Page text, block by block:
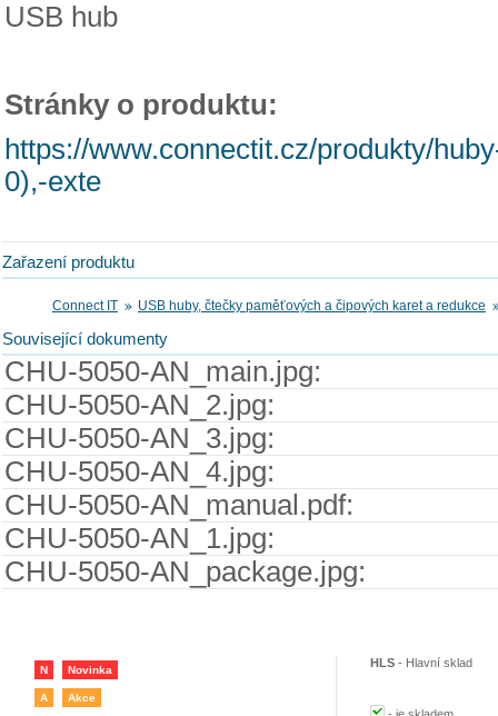
USB hub
Stránky o produktu:
https://www.connectit.cz/produkty/
0),-exte
Zařazení produktu
Connect IT USB huby, čtečky paměťových a čipových karet a redukce
Související dokumenty
CHU-5050-AN_main.jpg:
CHU-5050-AN_2.jpg:
CHU-5050-AN_3.jpg:
CHU-5050-AN_4.jpg:
CHU-5050-AN_manual.pdf:
CHU-5050-AN_1.jpg:
CHU-5050-AN_package.jpg:
N Novinka
A Akce
HLS - Hlavní sklad